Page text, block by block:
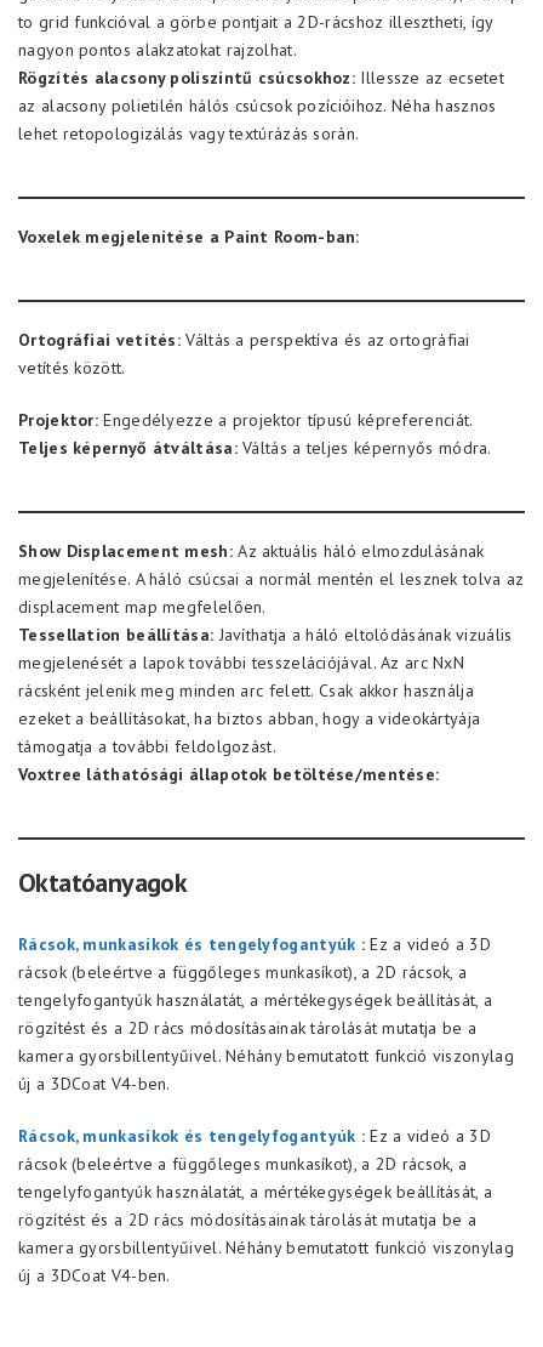
to grid funkcióval a görbe pontjait a 2D-rácshoz illesztheti, így
nagyon pontos alakzatokat rajzolhat.
Rögzítés alacsony poliszintű csúcsokhoz: Illessze az ecsetet
az alacsony polietilén hálós csúcsok pozícióihoz. Néha hasznos
lehet retopologizálás vagy textúrázás során.
Voxelek megjelenítése a Paint Room-ban:
Ortográfiai vetítés: Váltás a perspektíva és az ortográfiai
vetítés között.
Projektor: Engedélyezze a projektor típusú képreferenciát.
Teljes képernyő átváltása:Váltás a teljes képernyős módra.
Show Displacement mesh:Az aktuális háló elmozdulásának
megjelenítése. A háló csúcsai a normál mentén el lesznek tolva az
displacement map megfelelően.
Tessellation beállítása: Javíthatja a háló eltolódásának vizuális
megjelenését a lapok további tesszelációjával. Az arc NxN
rácsként jelenik meg minden arc felett. Csak akkor használja
ezeket a beállításokat, ha biztos abban, hogy a videokártyája
támogatja a további feldolgozást.
Voxtree láthatósági állapotok betöltése/mentése:
Oktatóanyagok
Rácsok, munkasíkok és tengelyfogantyúk : Ez a videó a 3D
rácsok (beleértve a függőleges munkasíkot), a 2D rácsok, a
tengelyfogantyúk használatát, a mértékegységek beállítását, a
rögzítést és a 2D rács módosításainak tárolását mutatja be a
kamera gyorsbillentyűivel. Néhány bemutatott funkció viszonylag
új a 3DCoat V4-ben.
Rácsok, munkasíkok és tengelyfogantyúk : Ez a videó a 3D
rácsok (beleértve a függőleges munkasíkot), a 2D rácsok, a
tengelyfogantyúk használatát, a mértékegységek beállítását, a
rögzítést és a 2D rács módosításainak tárolását mutatja be a
kamera gyorsbillentyűivel. Néhány bemutatott funkció viszonylag
új a 3DCoat V4-ben.